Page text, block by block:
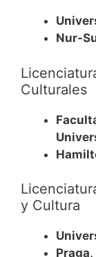
Nur-
Culturales
y Cultura